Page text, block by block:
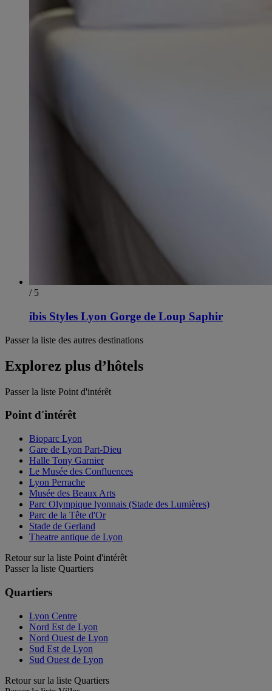
/ 5
ibis Styles Lyon Gorge de Loup Saphir
Passer la liste des autres destinations
Explorez plus d’hôtels
Passer la liste Point d'intérêt
Point d'intérêt
Bioparc Lyon
Gare de Lyon Part-Dieu
Halle Tony Garnier
Le Musée des Confluences
Lyon Perrache
Musée des Beaux Arts
Parc Olympique lyonnais (Stade des Lumières)
Parc de la Tête d'Or
Stade de Gerland
Theatre antique de Lyon
Retour sur la liste Point d'intérêt
Passer la liste Quartiers
Quartiers
Lyon Centre
Nord Est de Lyon
Nord Ouest de Lyon
Sud Est de Lyon
Sud Ouest de Lyon
Retour sur la liste Quartiers